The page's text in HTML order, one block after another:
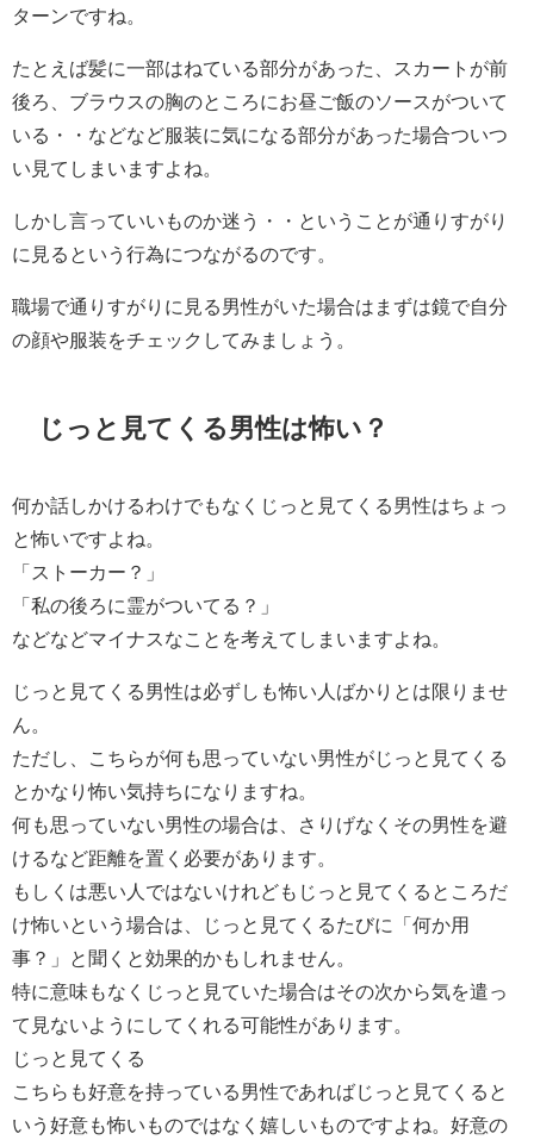
ターンですね。
たとえば髪に一部はねている部分があった、スカートが前
後ろ、ブラウスの胸のところにお昼ご飯のソースがついて
いる・・などなど服装に気になる部分があった場合ついつ
い見てしまいますよね。
しかし言っていいものか迷う・・ということが通りすがり
に見るという行為につながるのです。
職場で通りすがりに見る男性がいた場合はまずは鏡で自分
の顔や服装をチェックしてみましょう。
じっと見てくる男性は怖い？
何か話しかけるわけでもなくじっと見てくる男性はちょっ
と怖いですよね。
「ストーカー？」
「私の後ろに霊がついてる？」
などなどマイナスなことを考えてしまいますよね。
じっと見てくる男性は必ずしも怖い人ばかりとは限りませ
ん。
ただし、こちらが何も思っていない男性がじっと見てくる
とかなり怖い気持ちになりますね。
何も思っていない男性の場合は、さりげなくその男性を避
けるなど距離を置く必要があります。
もしくは悪い人ではないけれどもじっと見てくるところだ
け怖いという場合は、じっと見てくるたびに「何か用
事？」と聞くと効果的かもしれません。
特に意味もなくじっと見ていた場合はその次から気を遣っ
て見ないようにしてくれる可能性があります。
じっと見てくる
こちらも好意を持っている男性であればじっと見てくると
いう好意も怖いものではなく嬉しいものですよね。好意の